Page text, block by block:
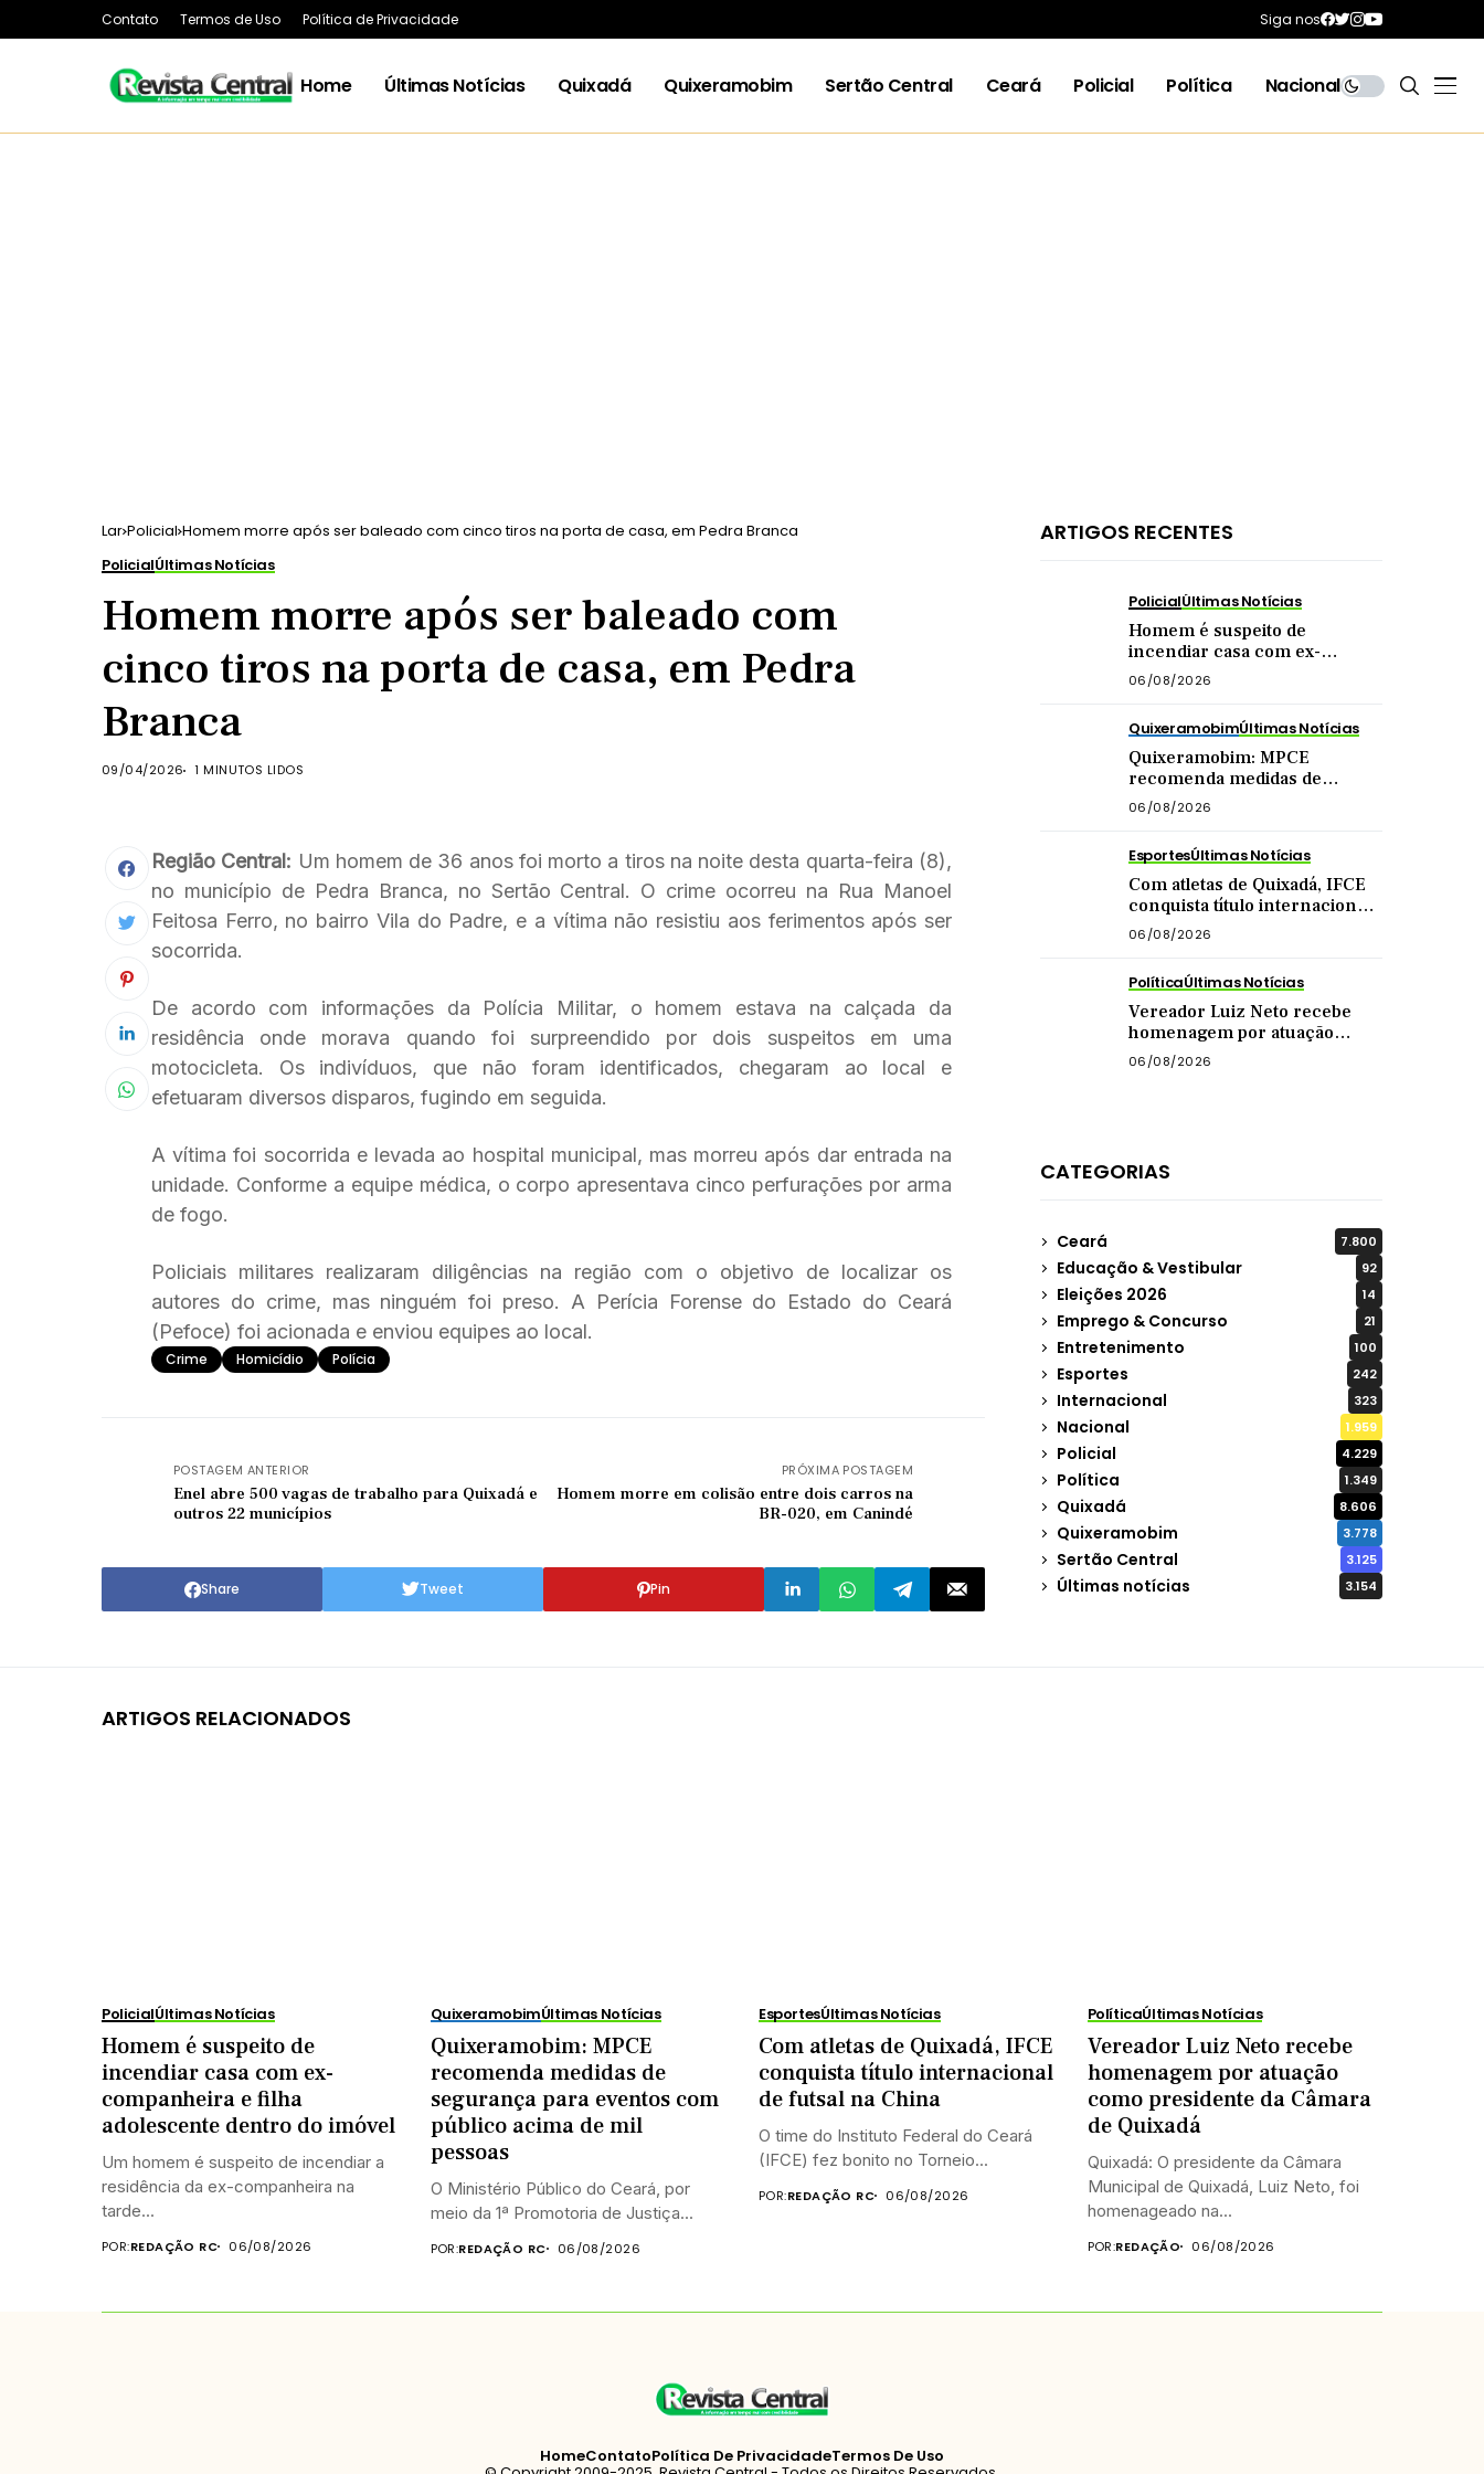
Contato Termos de Uso Política de Privacidade Siga nos
Home Últimas Notícias Quixadá Quixeramobim Sertão Central Ceará Policial Política Nacional
Lar Policial Homem morre após ser baleado com cinco tiros na porta de casa, em Pedra Branca
PolicialÚltimas Notícias
Homem morre após ser baleado com
cinco tiros na porta de casa, em Pedra
Branca
09/04/2026 1 MINUTOS LIDOS
Região Central: Um homem de 36 anos foi morto a tiros na noite desta quarta-feira (8),
no município de Pedra Branca, no Sertão Central. O crime ocorreu na Rua Manoel
Feitosa Ferro, no bairro Vila do Padre, e a vítima não resistiu aos ferimentos após ser
socorrida.
De acordo com informações da Polícia Militar, o homem estava na calçada da
residência onde morava quando foi surpreendido por dois suspeitos em uma
motocicleta. Os indivíduos, que não foram identificados, chegaram ao local e
efetuaram diversos disparos, fugindo em seguida.
A vítima foi socorrida e levada ao hospital municipal, mas morreu após dar entrada na
unidade. Conforme a equipe médica, o corpo apresentava cinco perfurações por arma
de fogo.
Policiais militares realizaram diligências na região com o objetivo de localizar os
autores do crime, mas ninguém foi preso. A Perícia Forense do Estado do Ceará
(Pefoce) foi acionada e enviou equipes ao local.
Crime Homicídio Polícia
POSTAGEM ANTERIOR
Enel abre 500 vagas de trabalho para Quixadá e
outros 22 municípios
PRÓXIMA POSTAGEM
Homem morre em colisão entre dois carros na
BR-020, em Canindé
Share Tweet Pin
ARTIGOS RECENTES
PolicialÚltimas Notícias
Homem é suspeito de
incendiar casa com ex-
companheira e filha
adolescente dentro do imóvel
06/08/2026
QuixeramobimÚltimas Notícias
Quixeramobim: MPCE
recomenda medidas de
segurança para eventos com
público acima de mil pessoas
06/08/2026
EsportesÚltimas Notícias
Com atletas de Quixadá, IFCE
conquista título internacional
de futsal na China
06/08/2026
PolíticaÚltimas Notícias
Vereador Luiz Neto recebe
homenagem por atuação
como presidente da Câmara
de Quixadá
06/08/2026
CATEGORIAS
Ceará 7.800
Educação & Vestibular 92
Eleições 2026 14
Emprego & Concurso 21
Entretenimento 100
Esportes 242
Internacional 323
Nacional 1.959
Policial 4.229
Política 1.349
Quixadá 8.606
Quixeramobim 3.778
Sertão Central 3.125
Últimas notícias 3.154
ARTIGOS RELACIONADOS
PolicialÚltimas Notícias
Homem é suspeito de
incendiar casa com ex-
companheira e filha
adolescente dentro do imóvel
Um homem é suspeito de incendiar a
residência da ex-companheira na
tarde...
POR:REDAÇÃO RC 06/08/2026
QuixeramobimÚltimas Notícias
Quixeramobim: MPCE
recomenda medidas de
segurança para eventos com
público acima de mil
pessoas
O Ministério Público do Ceará, por
meio da 1ª Promotoria de Justiça...
POR:REDAÇÃO RC 06/08/2026
EsportesÚltimas Notícias
Com atletas de Quixadá, IFCE
conquista título internacional
de futsal na China
O time do Instituto Federal do Ceará
(IFCE) fez bonito no Torneio...
POR:REDAÇÃO RC 06/08/2026
PolíticaÚltimas Notícias
Vereador Luiz Neto recebe
homenagem por atuação
como presidente da Câmara
de Quixadá
Quixadá: O presidente da Câmara
Municipal de Quixadá, Luiz Neto, foi
homenageado na...
POR:REDAÇÃO 06/08/2026
HomeContatoPolítica De PrivacidadeTermos De Uso